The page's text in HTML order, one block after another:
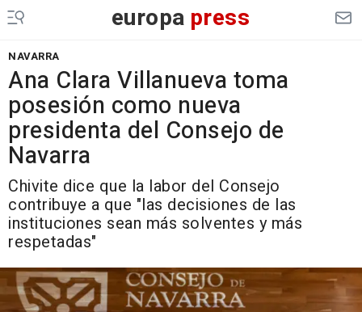
europa press
NAVARRA
Ana Clara Villanueva toma
posesión como nueva
presidenta del Consejo de
Navarra
Chivite dice que la labor del Consejo
contribuye a que "las decisiones de las
instituciones sean más solventes y más
respetadas"